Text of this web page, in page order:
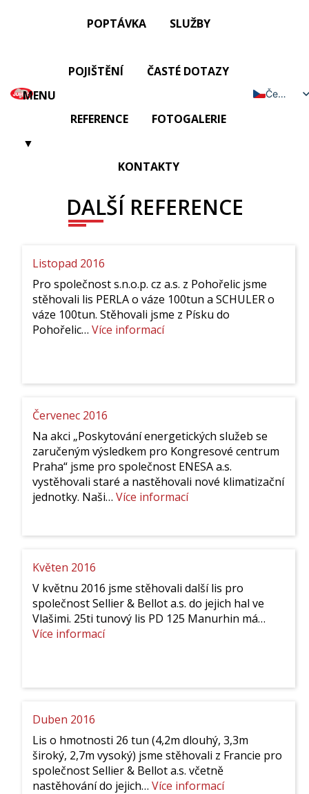
MENU
▼
POPTÁVKA SLUŽBY
POJIŠTĚNÍ ČASTÉ DOTAZY
REFERENCE FOTOGALERIE
KONTAKTY
Čeština
Čeština
DALŠÍ REFERENCE
Listopad 2016
Pro společnost s.n.o.p. cz a.s. z Pohořelic jsme
stěhovali lis PERLA o váze 100tun a SCHULER o
váze 100tun. Stěhovali jsme z Písku do
Pohořelic… Více informací:
Červenec 2016
Na akci „Poskytování energetických služeb se
zaručeným výsledkem pro Kongresové centrum
Praha“ jsme pro společnost ENESA a.s.
vystěhovali staré a nastěhovali nové klimatizační
jednotky. Naši… Více informací:
Květen 2016
V květnu 2016 jsme stěhovali další lis pro
společnost Sellier & Bellot a.s. do jejich hal ve
Vlašimi. 25ti tunový lis PD 125 Manurhin má…
Více informací:
Duben 2016
Lis o hmotnosti 26 tun (4,2m dlouhý, 3,3m
široký, 2,7m vysoký) jsme stěhovali z Francie pro
společnost Sellier & Bellot a.s. včetně
nastěhování do jejich… Více informací: